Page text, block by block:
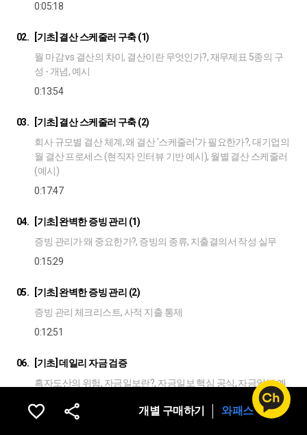
0:05:18
02.
[기초] 결산 스케줄러 구축 (1)
월 마감 vs 결산의 차이, 결산이란 무엇인가?, 재무제표 5종의 구
성 - 개념, 예시
0:13:54
03.
[기초] 결산 스케줄러 구축 (2)
회사 규모별 결산 체계, 왜 결산 '스케줄러'가 필요한가?, 대기업의
월 결산 프로세스 (현직자 인터뷰 기반 예시), 월별 결산 스케줄러
(예시)
0:17:47
04.
[기초] 완벽한 증빙 관리 (1)
증빙 관리가 왜 중요한가?, 증빙의 종류, 지출결의서 작성 실무
0:15:29
05.
[기초] 완벽한 증빙 관리 (2)
증빙 관리 체크리스트, 사적 지출 통제
0:12:51
06.
[기초] 데일리 자금 검증
흑자도산의 위험, 자금일보란?, 자금일보 핵심 공식, 자금일보 예
시, 자금일보와 자금월보의 관계, 자금일보와 자금월보의 가치,
대기업의 시스템을 이식한 자금일보/월보, 실제 사례: ERP - 통장
개별 구매하기 와패스 구독